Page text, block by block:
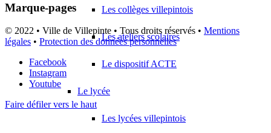
Les collèges villepintois
Les ateliers scolaires
Le dispositif ACTE
Le lycée
Les lycées villepintois
Marque-pages
© 2022 • Ville de Villepinte • Tous droits réservés • Mentions
légales • Protection des données personnelles
Facebook
Instagram
Youtube
Faire défiler vers le haut